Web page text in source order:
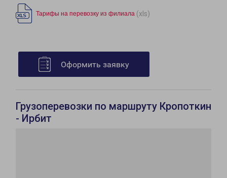
Тарифы на перевозку из филиала (xls)
Оформить заявку
Грузоперевозки по маршруту Кропоткин
- Ирбит